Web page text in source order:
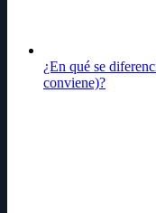
¿En qué se
conviene)?